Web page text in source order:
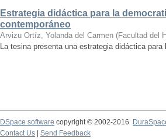
Estrategia didáctica para la
contemporáneo
Arvizu Ortíz, Yolanda del Carmen (Facultad del
La tesina presenta una estrategia didáctica
DSpace software copyright © 2002-2016
Contact Us
Send Feedback